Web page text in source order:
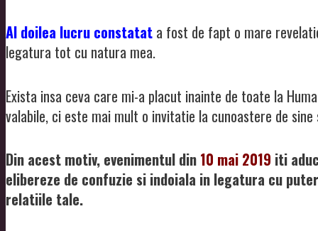
Al doilea lucru constatat a fost de fapt o mare
legatura tot cu natura mea.
Exista insa ceva care mi-a placut inainte de toate la
valabile, ci este mai mult o invitatie la cunoastere de
Din acest motiv, evenimentul din 10 mai 2019 iti
elibereze de confuzie si indoiala in legatura cu
relatiile tale.